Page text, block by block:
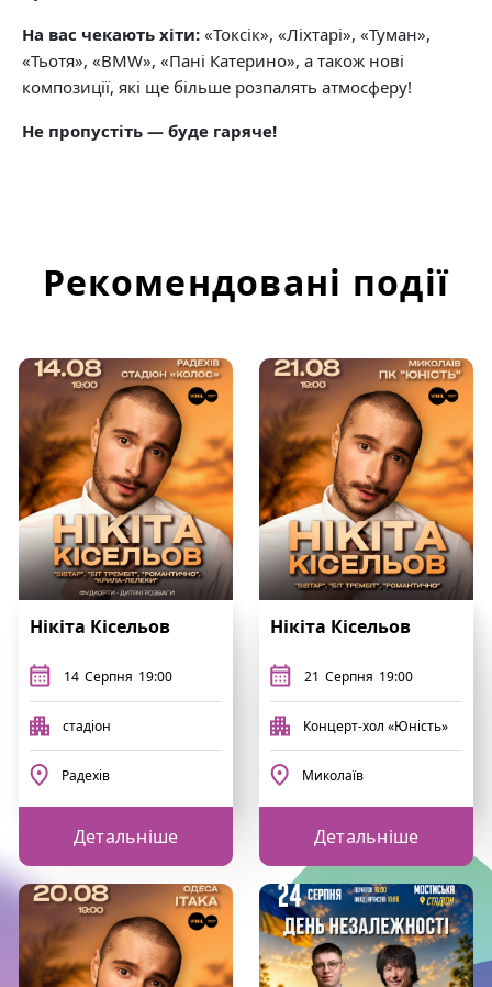
На вас чекають хіти: «Токсік», «Ліхтарі», «Туман»,
«Тьотя», «BMW», «Пані Катерино», а також нові
композиції, які ще більше розпалять атмосферу!
Не пропустіть — буде гаряче!
Рекомендовані події
Нікіта Кісельов
14 Серпня 19:00
стадіон
Радехів
Детальніше
Нікіта Кісельов
21 Серпня 19:00
Концерт-хол «Юність»
Миколаїв
Детальніше